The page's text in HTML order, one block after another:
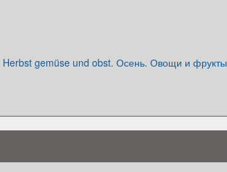
Herbst gemüse und obst. Осень. Овощи и фрукты